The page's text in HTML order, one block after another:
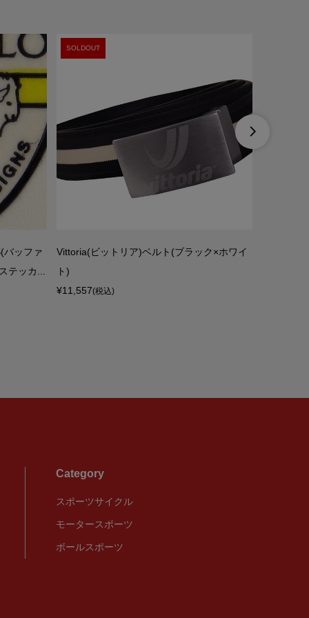
バッファ
テッカ...
SOLDOUT
Vittoria(ビットリア)ベルト(ブラック×ホワイ
ト)
¥11,557(税込)

Category
スポーツサイクル
モータースポーツ
ボールスポーツ